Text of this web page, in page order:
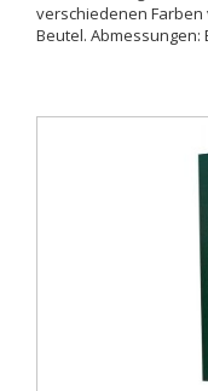
verschiedenen
Beutel. Abmessungen: